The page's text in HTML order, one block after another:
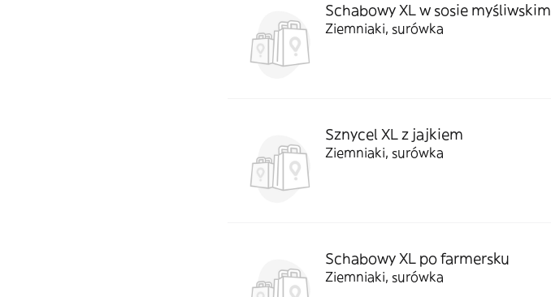
Schabowy XL w sosie myśliwskim
Ziemniaki, surówka
Sznycel XL z jajkiem
Ziemniaki, surówka
Schabowy XL po farmersku
Ziemniaki, surówka